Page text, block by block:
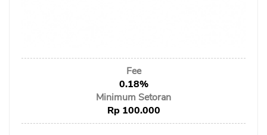
Asuransi
Fee
0.18%
Minimum Setoran
Rp 100.000